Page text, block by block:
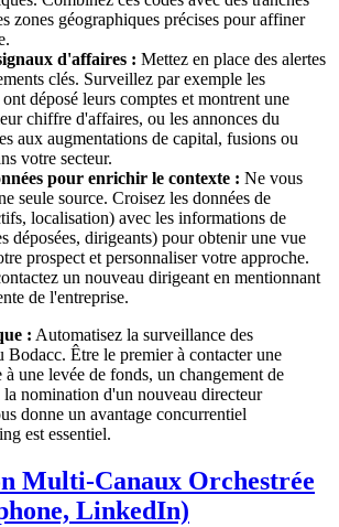
zones géographiques précises pour affiner
d'affaires : Mettez en place des alertes
clés. Surveillez par exemple les
déposé leurs comptes et montrent une
chiffre d'affaires, ou les annonces du
aux augmentations de capital, fusions ou
votre secteur.
pour enrichir le contexte : Ne vous
seule source. Croisez les données de
localisation) avec les informations de
déposées, dirigeants) pour obtenir une vue
prospect et personnaliser votre approche.
un nouveau dirigeant en mentionnant
de l'entreprise.
: Automatisez la surveillance des
Bodacc. Être le premier à contacter une
à une levée de fonds, un changement de
la nomination d'un nouveau directeur
donne un avantage concurrentiel
est essentiel.
Multi-Canaux Orchestrée
LinkedIn)